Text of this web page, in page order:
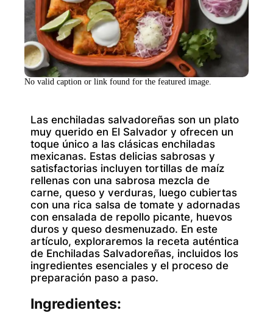
No valid caption or link found for the featured image.
Las enchiladas salvadoreñas son un plato
muy querido en El Salvador y ofrecen un
toque único a las clásicas enchiladas
mexicanas. Estas delicias sabrosas y
satisfactorias incluyen tortillas de maíz
rellenas con una sabrosa mezcla de
carne, queso y verduras, luego cubiertas
con una rica salsa de tomate y adornadas
con ensalada de repollo picante, huevos
duros y queso desmenuzado. En este
artículo, exploraremos la receta auténtica
de Enchiladas Salvadoreñas, incluidos los
ingredientes esenciales y el proceso de
preparación paso a paso.
Ingredientes: